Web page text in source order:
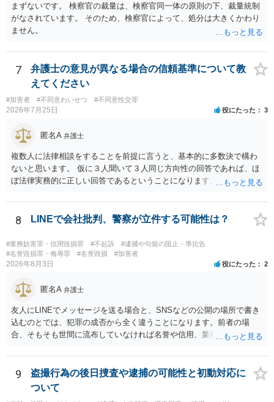
まずないです。 検察官の裁量は、検察官同一体の原則の下、裁量統制
がなされています。 そのため、検察官によって、処分は大きくかわり
ません。
7
弁護士の意見が異なる場合の信頼基準について教
えてください
#加害者 #不同意わいせつ #不同意性交罪
2026年7月25日 役にたった 3
匿名A 弁護士
複数人に法律相談をすることを前提に言うと、基本的に多数決で構わ
ないと思います。 仮に３人聞いて３人同じ方向性の回答であれば、ほ
ぼ法律実務的に正しい回答であるということになります。 ３人聞いて
２になった場合は、どちらも法律実務的にありえるということであ
り、３人の弁護士の中で、一番相性の良いいざというときに弁護を頼
みたい弁護士を決め、その弁護士の発言を信じるということになりま
す。 その３人の中で「逮捕されない」と断言した弁護士には基本的に
委任しないほうがよいと思われます。 そもそも意見が分かれるような
事案で、断言すること自体が不適切であるからです。 ただ、相談者が
の気持ちを理解した上で、「逮捕されてもすぐに（自ら）接見して、
士に予め費用の見積もりをしておいても良いかと思われます。
8 LINEで会社批判、警察が立件する可能性は？
#業務妨害罪・信用毀損罪 #不起訴
#逮捕や勾留の阻止・準抗告
#名誉毀損罪・侮辱罪
#名誉毀損 #加害者
2026年8月3日 役にたった 2
匿名A 弁護士
友人にLINEでメッセージを送る場合と、SNSなどの公開の場所で書き
込むのとでは、犯罪の成否から全く違うことになります。前者の場
合、そもそも世間に流布していなければ名誉や信用、業務にかかる犯
9
盗撮行為の後日捜査や逮捕の可能性と初動対応に
ついて